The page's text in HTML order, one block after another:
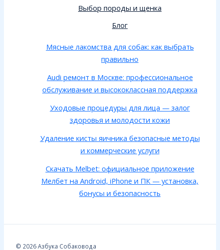
Выбор породы и щенка
Блог
Мясные лакомства для собак: как выбрать
правильно
Audi ремонт в Москве: профессиональное
обслуживание и высококлассная поддержка
Уходовые процедуры для лица — залог
здоровья и молодости кожи
Удаление кисты яичника безопасные методы
и коммерческие услуги
Скачать Melbet: официальное приложение
Мелбет на Android, iPhone и ПК — установка,
бонусы и безопасность
© 2026 Азбука Собаковода